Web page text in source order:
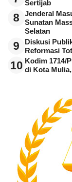
Sertijab
8
Jenderal
Sunatan
Selatan
9
Diskusi
Reformasi
10 Kodim 1714/
di Kota